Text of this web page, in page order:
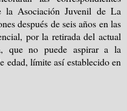
la Asociación Juvenil de La
después de seis años en las
por la retirada del actual
que no puede aspirar a la
edad, límite así establecido en